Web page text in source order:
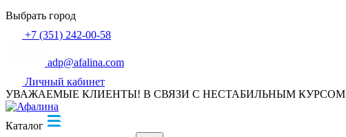
Выбрать город
+7 (351) 242-00-58
adp@afalina.com
Личный кабинет
УВАЖАЕМЫЕ КЛИЕНТЫ! В СВЯЗИ С НЕСТАБИЛЬНЫМ
Каталог